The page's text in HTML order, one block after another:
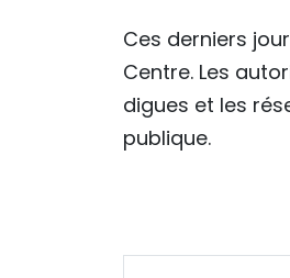
Ces derniers
Centre. Les
digues et les
publique.